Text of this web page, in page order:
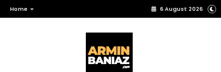
Home 6 August 2026